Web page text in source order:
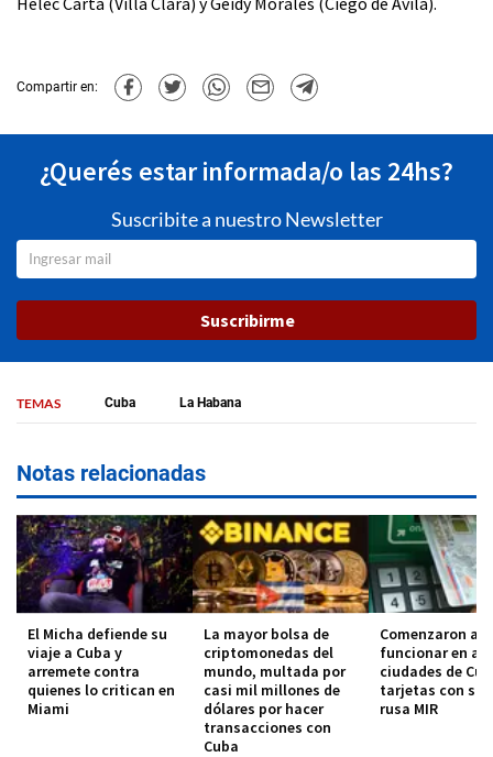
Compartir en:
¿Querés estar informada/o las 24hs?
Suscribite a nuestro Newsletter
Suscribirme
TEMAS Cuba La Habana
Notas relacionadas
El Micha defiende su
viaje a Cuba y
arremete contra
quienes lo critican en
Miami
La mayor bolsa de
criptomonedas del
mundo, multada por
casi mil millones de
dólares por hacer
transacciones con
Cuba
Comenzaron a
funcionar en
ciudades de
tarjetas con
rusa MIR